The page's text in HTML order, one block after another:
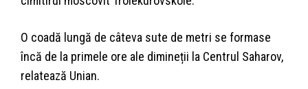
O coadă lungă de câteva sute de metri se formase
încă de la primele ore ale dimineții la Centrul Saharov,
relatează Unian.